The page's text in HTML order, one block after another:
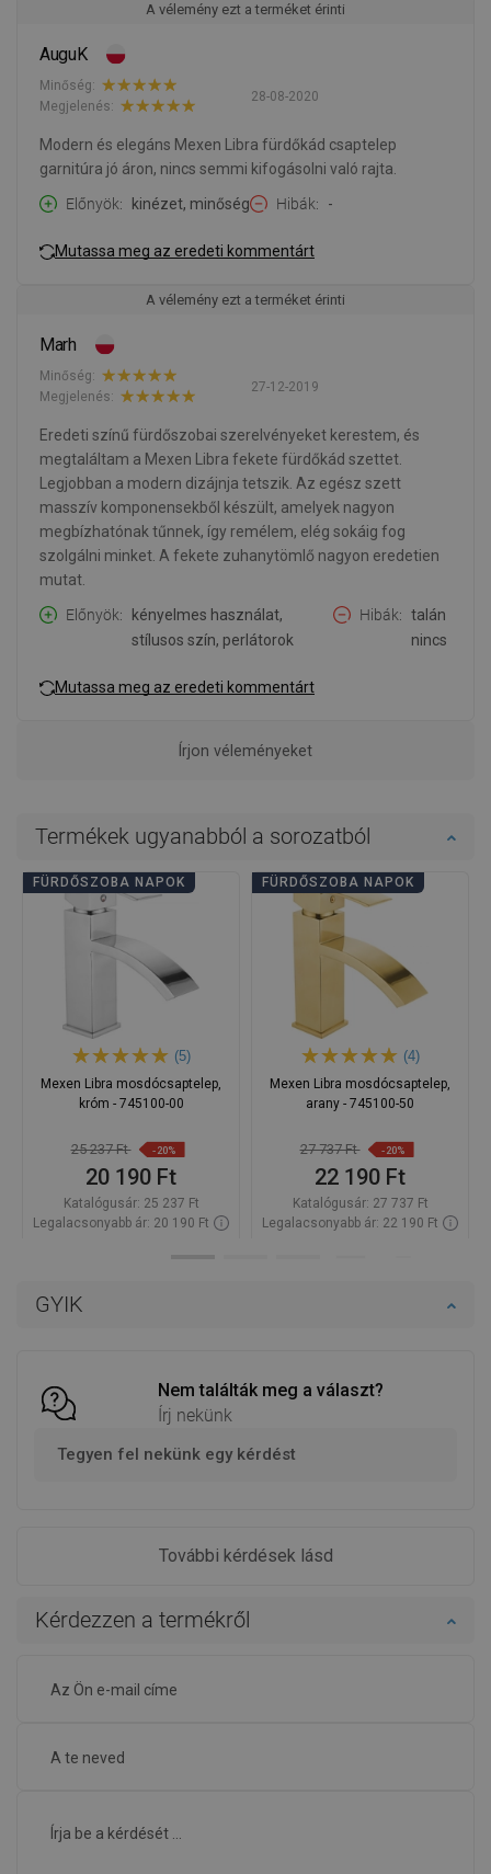
GYIK
Nem találták meg a választ?
Írj nekünk
Tegyen fel nekünk egy kérdést
További kérdések lásd
A vélemény ezt a terméket érinti
AuguK
28-08-2020
Minőség:
Megjelenés:
Modern és elegáns Mexen Libra fürdőkád csaptelep
garnitúra jó áron, nincs semmi kifogásolni való rajta.
Előnyök
kinézet, minőség Hibák -
Mutassa meg az eredeti kommentárt
A vélemény ezt a terméket érinti
Marh
27-12-2019
Minőség:
Megjelenés:
Eredeti színű fürdőszobai szerelvényeket kerestem, és
megtaláltam a Mexen Libra fekete fürdőkád szettet.
Legjobban a modern dizájnja tetszik. Az egész szett
masszív komponensekből készült, amelyek nagyon
megbízhatónak tűnnek, így remélem, elég sokáig fog
szolgálni minket. A fekete zuhanytömlő nagyon eredetien
mutat.
Előnyök
kényelmes használat,
stílusos szín, perlátorok
Hibák
talán
nincs
Mutassa meg az eredeti kommentárt
Írjon véleményeket
Kérdezzen a termékről
Termékek ugyanabból a sorozatból
FÜRDŐSZOBA NAPOK
(5)
Mexen Libra mosdócsaptelep,
króm - 745100-00
25 237 Ft -20%
20 190 Ft
Katalógusár: 25 237 Ft
Legalacsonyabb ár: 20 190 Ft
FÜRDŐSZOBA NAPOK
(4)
Mexen Libra mosdócsaptelep,
arany - 745100-50
27 737 Ft -20%
22 190 Ft
Katalógusár: 27 737 Ft
Legalacsonyabb ár: 22 190 Ft